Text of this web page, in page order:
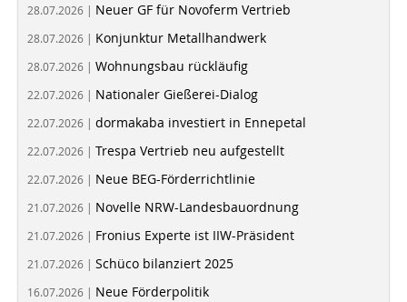
28.07.2026 | Neuer GF für Novoferm Vertrieb
28.07.2026 | Konjunktur Metallhandwerk
28.07.2026 | Wohnungsbau rückläufig
22.07.2026 | Nationaler Gießerei-Dialog
22.07.2026 | dormakaba investiert in Ennepetal
22.07.2026 | Trespa Vertrieb neu aufgestellt
22.07.2026 | Neue BEG-Förderrichtlinie
21.07.2026 | Novelle NRW-Landesbauordnung
21.07.2026 | Fronius Experte ist IIW-Präsident
21.07.2026 | Schüco bilanziert 2025
16.07.2026 | Neue Förderpolitik